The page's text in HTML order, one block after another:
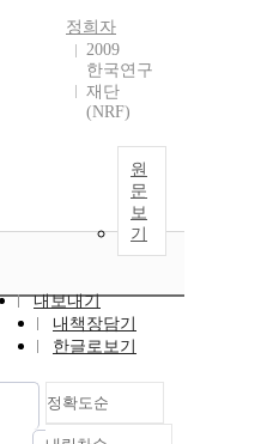
정희자
2009
한국연구
재단
(NRF)
원
문
보
기
내보내기
내책장담기
한글로보기
정확도순